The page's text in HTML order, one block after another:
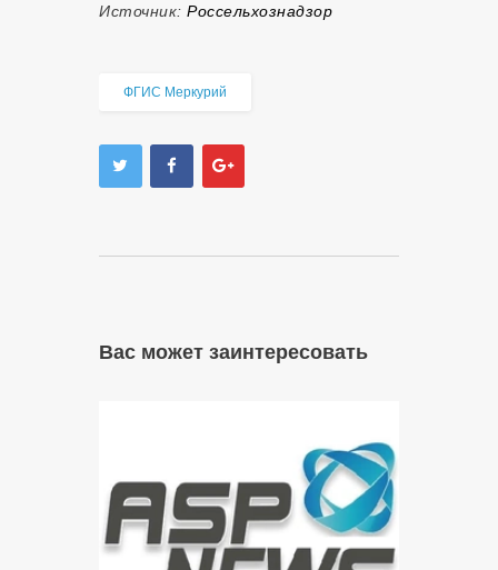
Источник: Россельхознадзор
ФГИС Меркурий
Вас может заинтересовать